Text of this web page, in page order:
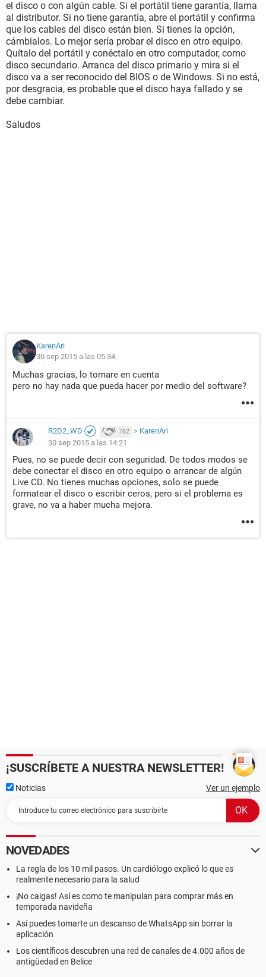
el disco o con algún cable. Si el portátil tiene garantía, llama
al distributor. Si no tiene garantía, abre el portátil y confirma
que los cables del disco están bien. Si tienes la opción,
cámbialos. Lo mejor sería probar el disco en otro equipo.
Quítalo del portátil y conéctalo en otro computador, como
disco secundario. Arranca del disco primario y mira si el
disco va a ser reconocido del BIOS o de Windows. Si no está,
por desgracia, es probable que el disco haya fallado y se
debe cambiar.
Saludos
KarenAri
30 sep 2015 a las 05:34
Muchas gracias, lo tomare en cuenta
pero no hay nada que pueda hacer por medio del software?
R2D2_WD 762 > KarenAri
30 sep 2015 a las 14:21
Pues, no se puede decir con seguridad. De todos modos se
debe conectar el disco en otro equipo o arrancar de algún
Live CD. No tienes muchas opciones, solo se puede
formatear el disco o escribir ceros, pero si el problema es
grave, no va a haber mucha mejora.
¡SUSCRÍBETE A NUESTRA NEWSLETTER!
Noticias Ver un ejemplo
NOVEDADES
La regla de los 10 mil pasos. Un cardiólogo explicó lo que es
realmente necesario para la salud
¡No caigas! Así es como te manipulan para comprar más en
temporada navideña
Así puedes tomarte un descanso de WhatsApp sin borrar la
aplicación
Los científicos descubren una red de canales de 4.000 años de
antigüedad en Belice